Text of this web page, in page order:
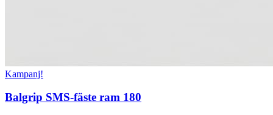
Kampanj!
Balgrip SMS-fäste ram 180